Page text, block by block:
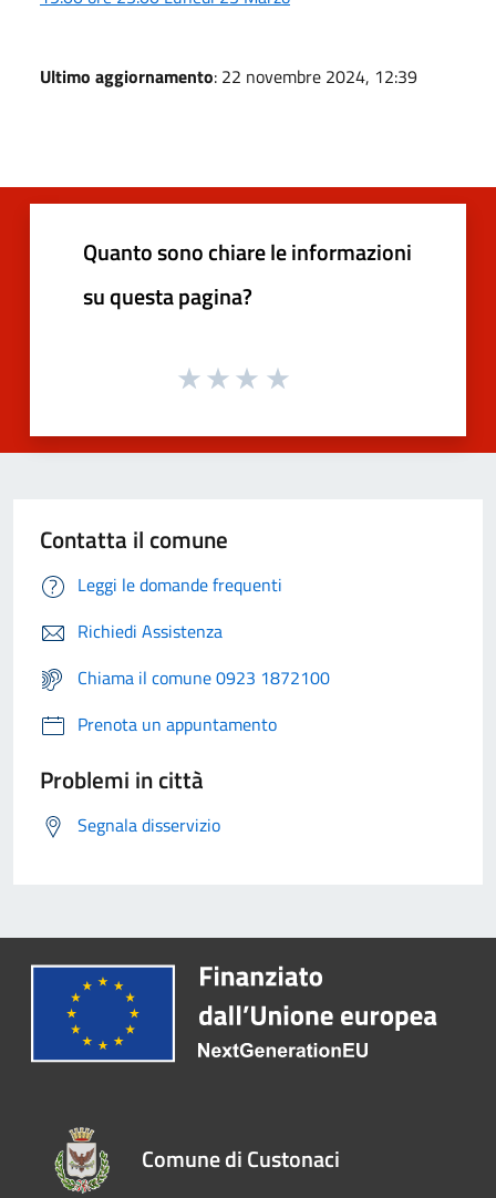
Ultimo aggiornamento: 22 novembre 2024, 12:39
Quanto sono chiare le informazioni
su questa pagina?
Contatta il comune
Leggi le domande frequenti
Richiedi Assistenza
Chiama il comune 0923 1872100
Prenota un appuntamento
Problemi in città
Segnala disservizio
Comune di Custonaci